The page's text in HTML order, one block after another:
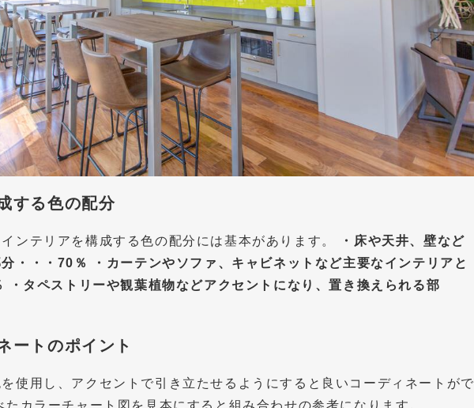
する色の配分
ンテリアを構成する色の配分には基本があります。
・床や天井、壁など
・・・70％ ・カーテンやソファ、キャビネットなど主要なインテリアと
・タペストリーや観葉植物などアクセントになり、置き換えられる部
ートのポイント
使用し、アクセントで引き立たせるようにすると良いコーディネートがで